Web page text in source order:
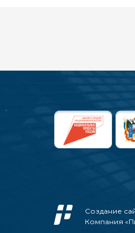
Создание
Компания